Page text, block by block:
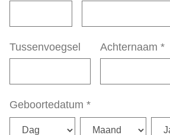
Tussenvoegsel Achternaam *
Geboortedatum *